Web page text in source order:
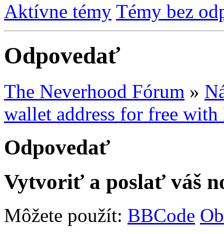
Aktívne témy Témy bez
Odpovedať
The Neverhood Fórum »
wallet address for free with
Odpovedať
Vytvoriť a poslať váš
Môžete použít: BBCode